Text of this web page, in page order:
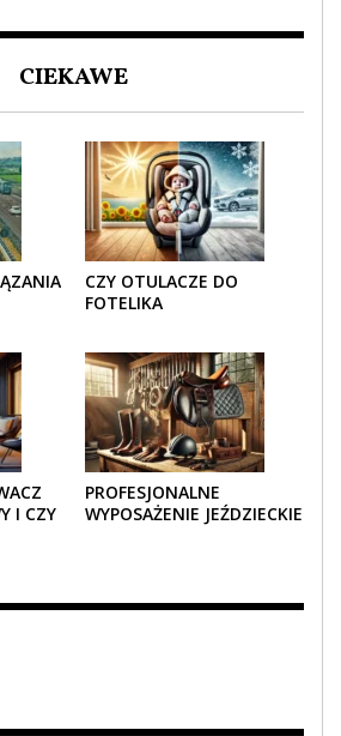
CIEKAWE
CZY OTULACZE DO
FOTELIKA
ZIMĄ?
I CZY
PROFESJONALNE
WYPOSAŻENIE JEŹDZIECKIE